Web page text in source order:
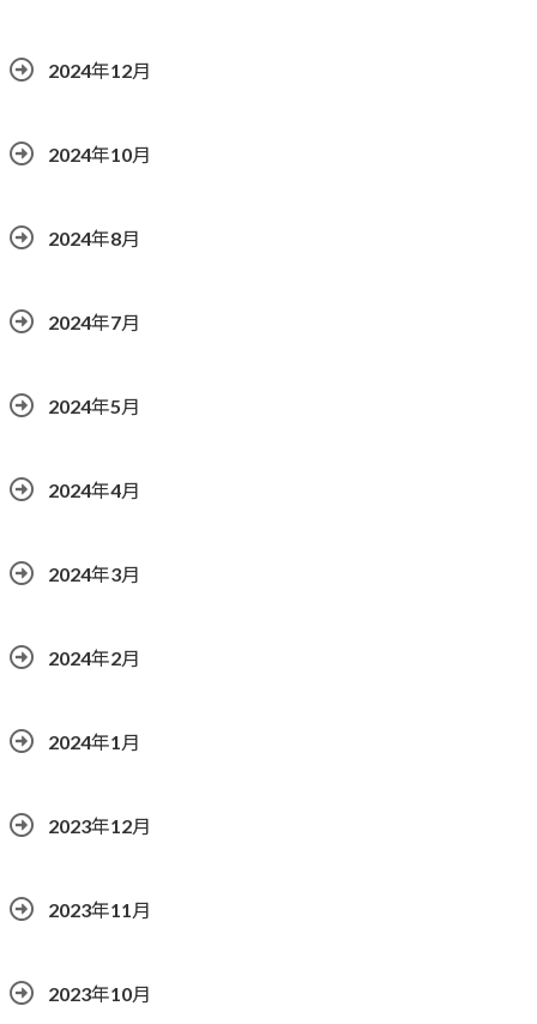
2024年12月
2024年10月
2024年8月
2024年7月
2024年5月
2024年4月
2024年3月
2024年2月
2024年1月
2023年12月
2023年11月
2023年10月